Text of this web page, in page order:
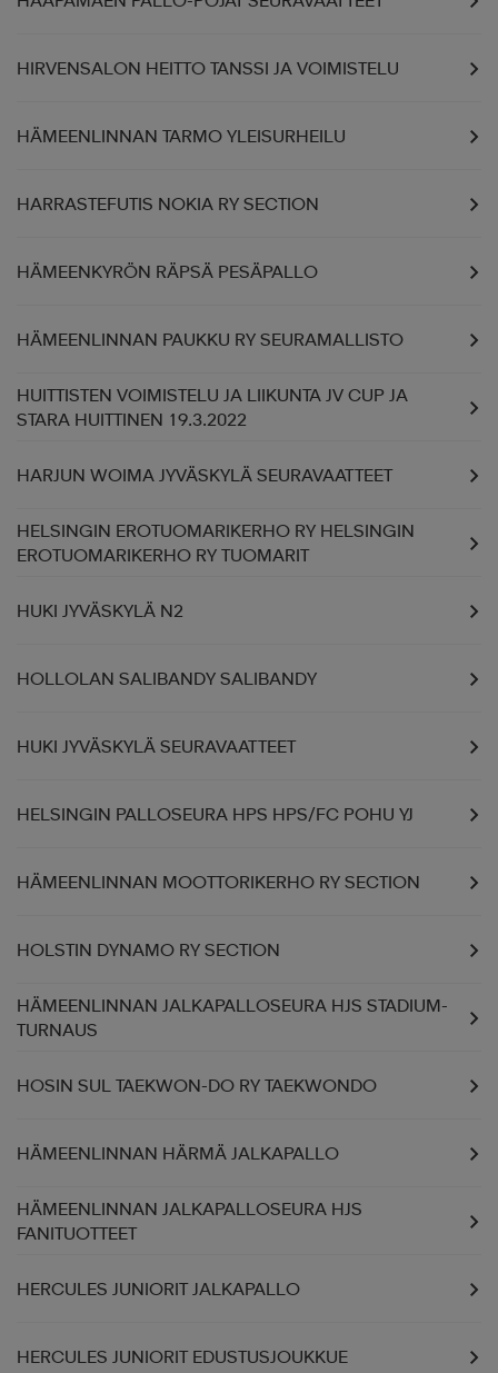
HIRVENSALON HEITTO TANSSI JA VOIMISTELU
HÄMEENLINNAN TARMO YLEISURHEILU
HARRASTEFUTIS NOKIA RY SECTION
HÄMEENKYRÖN RÄPSÄ PESÄPALLO
HÄMEENLINNAN PAUKKU RY SEURAMALLISTO
HUITTISTEN VOIMISTELU JA LIIKUNTA JV CUP JA
STARA HUITTINEN 19.3.2022
HARJUN WOIMA JYVÄSKYLÄ SEURAVAATTEET
HELSINGIN EROTUOMARIKERHO RY HELSINGIN
EROTUOMARIKERHO RY TUOMARIT
HUKI JYVÄSKYLÄ N2
HOLLOLAN SALIBANDY SALIBANDY
HUKI JYVÄSKYLÄ SEURAVAATTEET
HELSINGIN PALLOSEURA HPS HPS/FC POHU YJ
HÄMEENLINNAN MOOTTORIKERHO RY SECTION
HOLSTIN DYNAMO RY SECTION
HÄMEENLINNAN JALKAPALLOSEURA HJS STADIUM-
TURNAUS
HOSIN SUL TAEKWON-DO RY TAEKWONDO
HÄMEENLINNAN HÄRMÄ JALKAPALLO
HÄMEENLINNAN JALKAPALLOSEURA HJS
FANITUOTTEET
HERCULES JUNIORIT JALKAPALLO
HERCULES JUNIORIT EDUSTUSJOUKKUE